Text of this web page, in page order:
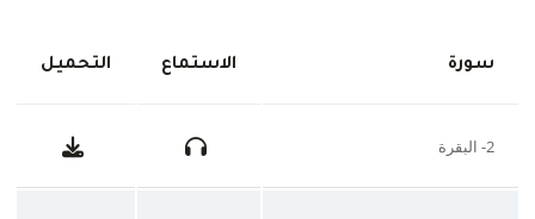
سورة الاستماع التحميل
2- البقرة